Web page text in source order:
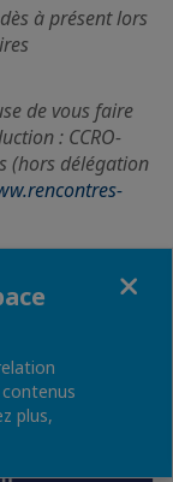
à présent lors
de vous faire
: CCRO-
(hors délégation
la-cci-
plus,